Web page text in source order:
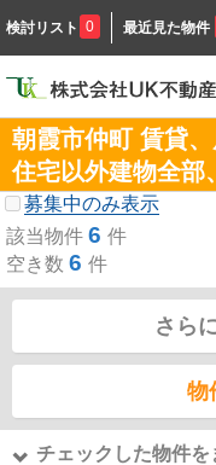
検討リスト 0 最近見た物件
朝霞市仲町 賃貸
住宅以外建物全部
募集中のみ表示
該当物件 6 件
空き数 6 件
さら
物
チェックした物件を